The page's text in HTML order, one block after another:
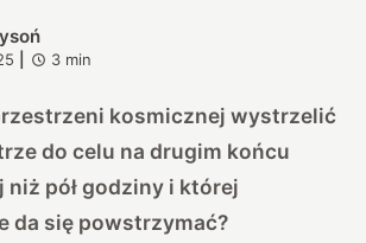
3 min
kosmicznej wystrzelić
do celu na drugim końcu
niż pół godziny i której
da się powstrzymać?